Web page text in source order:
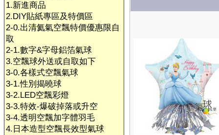
1.新進商品
2.DIY貼紙專區及特價區
2-0.出清氦氣空飄特價優惠限自
取
2-1.數字&字母鋁箔氣球
3.空飄球外送或自取如下
3-0.各樣式空飄氣球
3-1.性別揭曉球
3-2.LED空飄彩燈
3-3.特效-爆破掉落或升空
3-4.透明空飄加字體羽毛
4.日本造型空飄長效型氣球